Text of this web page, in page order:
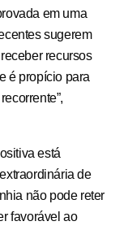
em uma
sugerem
recursos
é propício para
está
de
não pode reter
favorável ao